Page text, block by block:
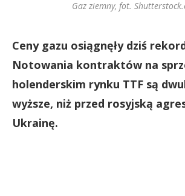
Gaz ziemny, fot.
Ceny gazu osiągnęły dziś
Notowania kontraktów na
holenderskim rynku TTF są
wyższe, niż przed rosyjską
Ukrainę.